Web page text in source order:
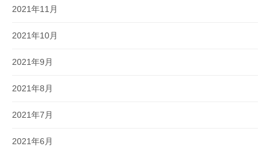
2021年11月
2021年10月
2021年9月
2021年8月
2021年7月
2021年6月